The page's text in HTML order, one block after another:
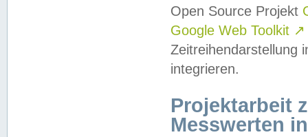
Open Source Projekt
Google Web Toolkit ↗
Zeitreihendarstellung
integrieren.
Projektarbeit
Messwerten